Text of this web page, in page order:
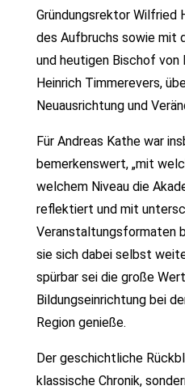
Gründungsrektor Wilfried
des Aufbruchs sowie mit
und heutigen Bischof von
Heinrich Timmerevers,
Neuausrichtung und
Für Andreas Kathe war
bemerkenswert, „mit
welchem Niveau die
reflektiert und mit
Veranstaltungsformaten
sie sich dabei selbst
spürbar sei die große
Bildungseinrichtung bei
Region genieße.
Der geschichtliche
klassische Chronik,